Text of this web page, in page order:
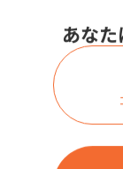
あな
ログイン